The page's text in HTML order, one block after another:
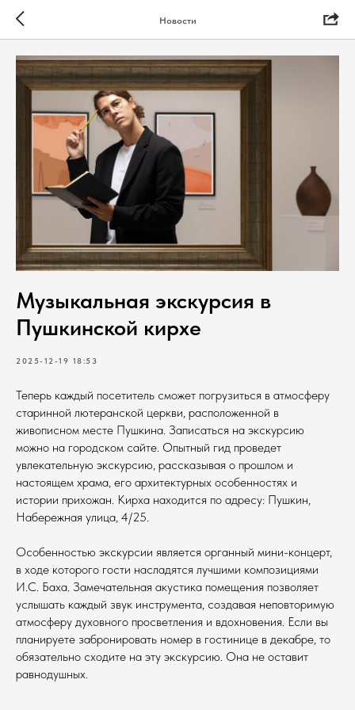
Новости
Музыкальная экскурсия в
Пушкинской кирхе
2025-12-19 18:53
Теперь каждый посетитель сможет погрузиться в атмосферу
старинной лютеранской церкви, расположенной в
живописном месте Пушкина. Записаться на экскурсию
можно на городском сайте. Опытный гид проведет
увлекательную экскурсию, рассказывая о прошлом и
настоящем храма, его архитектурных особенностях и
истории прихожан. Кирха находится по адресу: Пушкин,
Набережная улица, 4/25.
Особенностью экскурсии является органный мини-концерт,
в ходе которого гости насладятся лучшими композициями
И.С. Баха. Замечательная акустика помещения позволяет
услышать каждый звук инструмента, создавая неповторимую
атмосферу духовного просветления и вдохновения. Если вы
планируете забронировать номер в гостинице в декабре, то
обязательно сходите на эту экскурсию. Она не оставит
равнодушных.